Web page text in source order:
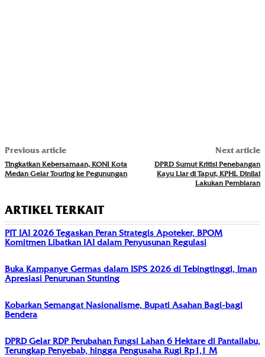
Previous article
Tingkatkan Kebersamaan, KONI Kota
Medan Gelar Touring ke Pegunungan
Next article
DPRD Sumut Kritisi Penebangan
Kayu Liar di Taput, KPHL Dinilai
Lakukan Pembiaran
ARTIKEL TERKAIT
PIT IAI 2026 Tegaskan Peran Strategis Apoteker, BPOM
Komitmen Libatkan IAI dalam Penyusunan Regulasi
Buka Kampanye Germas dalam ISPS 2026 di Tebingtinggi, Iman
Apresiasi Penurunan Stunting
Kobarkan Semangat Nasionalisme, Bupati Asahan Bagi-bagi
Bendera
DPRD Gelar RDP Perubahan Fungsi Lahan 6 Hektare di Pantailabu,
Terungkap Penyebab, hingga Pengusaha Rugi Rp1,1 M